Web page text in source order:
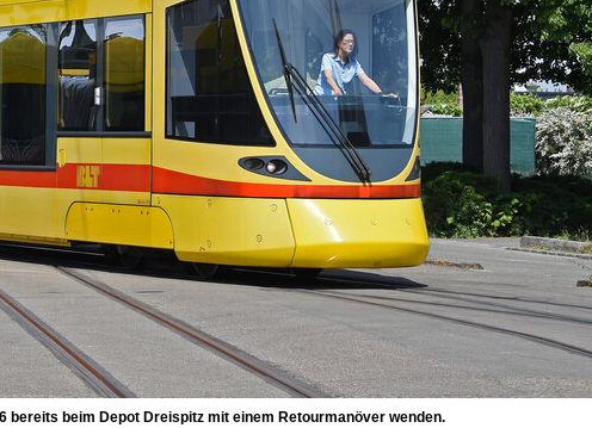
bereits beim Depot Dreispitz mit einem Retourmanöver wenden.